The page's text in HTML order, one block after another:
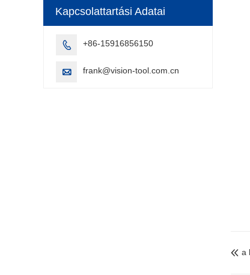
 a
Kapcsolattartási Adatai
 +86-15916856150
 frank@vision-tool.com.cn